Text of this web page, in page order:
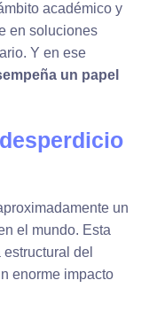
académico y
en soluciones
Y en ese
un papel
un
el mundo. Esta
del
enorme impacto